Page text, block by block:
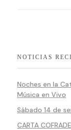
NOTICIAS
Noches en la
Música en Vivo
Sábado 14 de
CARTA